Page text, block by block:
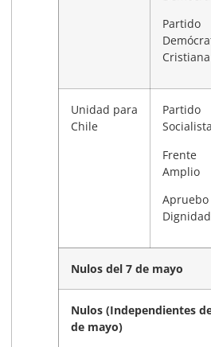
Partido
Cristiana
Unidad para
Chile
Partido
Frente
Amplio
Apruebo
Dignidad
Nulos del 7 de mayo
Nulos (Independientes
de mayo)